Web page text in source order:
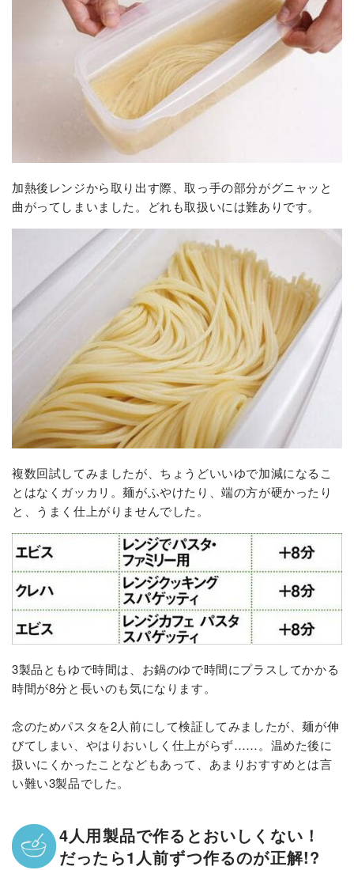
加熱後レンジから取り出す際、取っ手の部分がグニャッと
曲がってしまいました。どれも取扱いには難ありです。
複数回試してみましたが、ちょうどいいゆで加減になるこ
とはなくガッカリ。麺がふやけたり、端の方が硬かったり
と、うまく仕上がりませんでした。
3製品ともゆで時間は、お鍋のゆで時間にプラスしてかかる
時間が8分と長いのも気になります。
念のためパスタを2人前にして検証してみましたが、麺が伸
びてしまい、やはりおいしく仕上がらず……。温めた後に
扱いにくかったことなどもあって、あまりおすすめとは言
い難い3製品でした。
4人用製品で作るとおいしくない！
だったら1人前ずつ作るのが正解!?